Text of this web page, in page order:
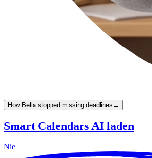
How Bella stopped missing deadlines →
Smart Calendars AI laden
Nie